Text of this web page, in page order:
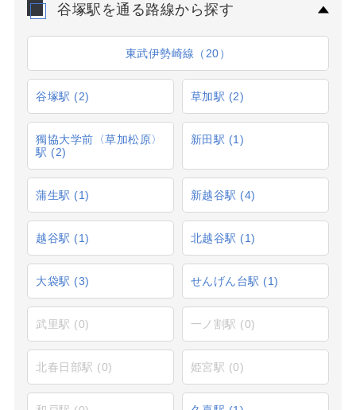
谷塚駅を通る路線から探す
東武伊勢崎線（20）
谷塚駅 (2) 草加駅 (2)
獨協大学前〈草加松原〉
駅 (2)
新田駅 (1)
蒲生駅 (1) 新越谷駅 (4)
越谷駅 (1) 北越谷駅 (1)
大袋駅 (3) せんげん台駅 (1)
武里駅 (0) 一ノ割駅 (0)
北春日部駅 (0) 姫宮駅 (0)